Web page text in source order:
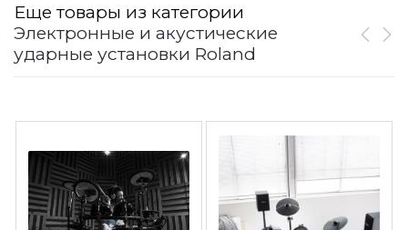
Еще товары из категории
Электронные и акустические
ударные установки Roland